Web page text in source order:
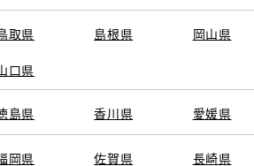
取県 島根県 岡山県
口県
島県 香川県 愛媛県
岡県 佐賀県 長崎県
トヨタレンタカー
ト利用規約 反社会的勢力に対する基本方針企業情